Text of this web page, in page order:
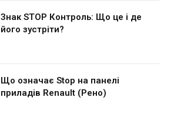
Знак STOP Контроль: Що це і де
його зустріти?
Що означає Stop на панелі
приладів Renault (Рено)